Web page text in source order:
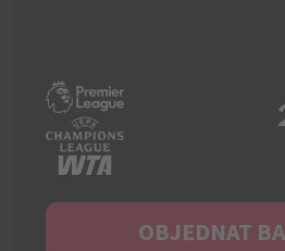
OBJEDNAT